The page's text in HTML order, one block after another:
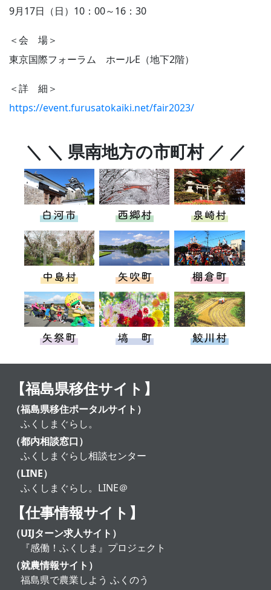
9月17日（日）10：00～16：30
＜会 場＞
東京国際フォーラム ホールE（地下2階）
＜詳 細＞
https://event.furusatokaiki.net/fair2023/
＼ ＼ 県南地方の市町村 ／ ／
【福島県移住サイト】
（福島県移住ポータルサイト）
ふくしまぐらし。
（都内相談窓口）
ふくしまぐらし相談センター
（LINE）
ふくしまぐらし。LINE＠
【仕事情報サイト】
（UIJターン求人サイト）
『感働！ふくしま』プロジェクト
（就農情報サイト）
福島県で農業しよう ふくのう